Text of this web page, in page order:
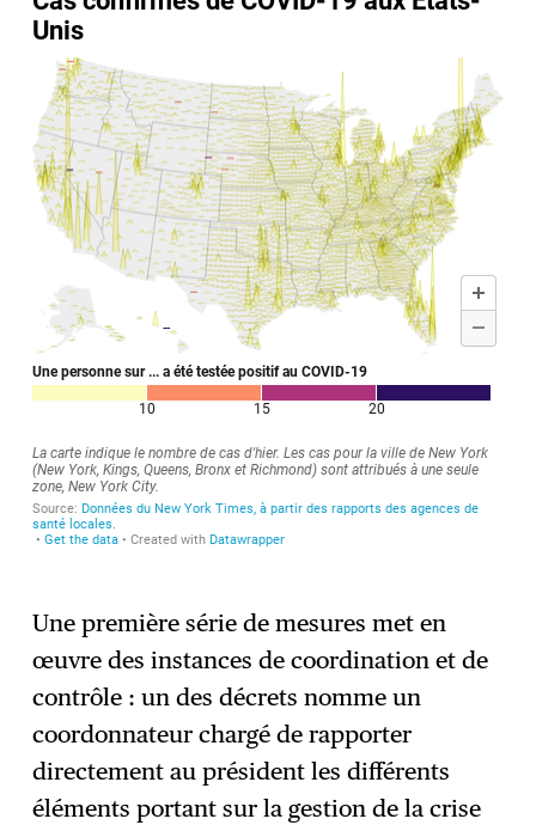
Une première série de mesures met en
œuvre des instances de coordination et de
contrôle : un des décrets nomme un
coordonnateur chargé de rapporter
directement au président les différents
éléments portant sur la gestion de la crise